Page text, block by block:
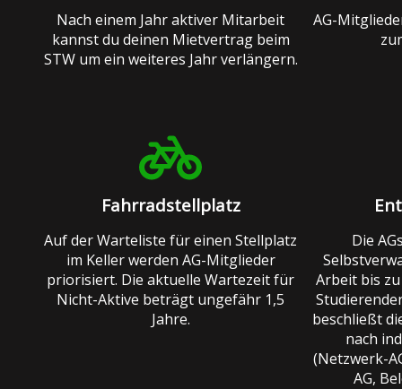
Nach einem Jahr aktiver Mitarbeit
kannst du deinen Mietvertrag beim
STW um ein weiteres Jahr verlängern.
AG-
Fahrradstellplatz
Auf der Warteliste für einen Stellplatz
im Keller werden AG-Mitglieder
priorisiert. Die aktuelle Wartezeit für
Nicht-Aktive beträgt ungefähr 1,5
Jahre.
Die
Arbeit bis
beschließt
nach
(Netzwerk-
AG,